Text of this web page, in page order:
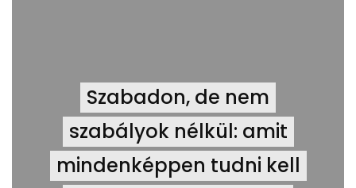
Szabadon, de nem
szabályok nélkül: amit
mindenképpen tudni kell